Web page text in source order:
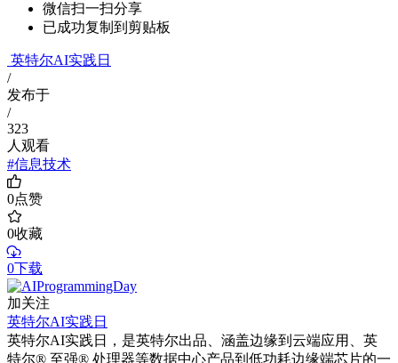
微信扫一扫分享
已成功复制到剪贴板
英特尔AI实践日
/
发布于
/
323
人观看
#信息技术
0点赞
0收藏
0下载
加关注
英特尔AI实践日
英特尔AI实践日，是英特尔出品、涵盖边缘到云端应用、英
特尔® 至强® 处理器等数据中心产品到低功耗边缘端芯片的一